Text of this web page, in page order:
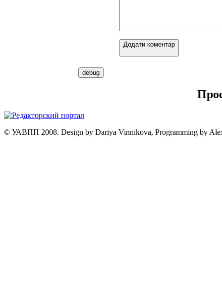
Додати коментар
© УАВПП 2008. Design by Dariya Vinnikova, Programming by